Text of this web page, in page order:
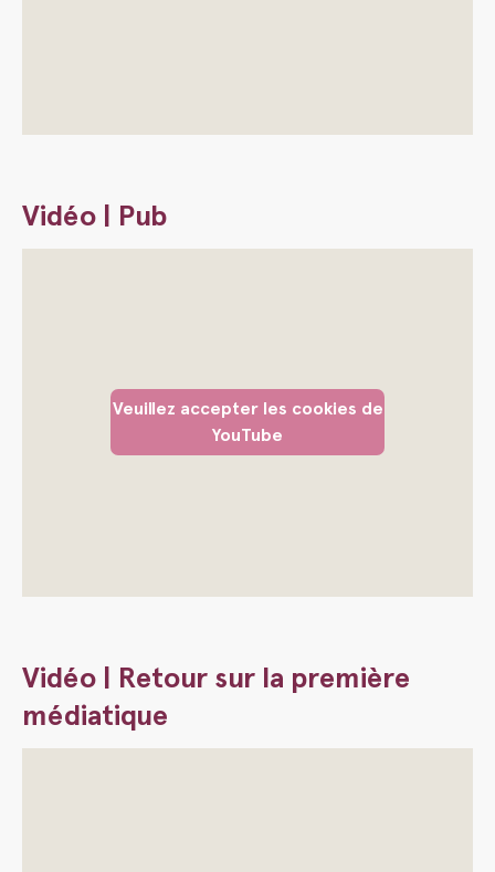
Vidéo | Pub
Veuillez accepter les cookies de
YouTube
Vidéo | Retour sur la première
médiatique